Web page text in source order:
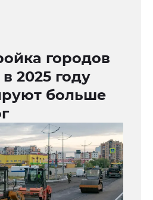
городов
2025 году
больше